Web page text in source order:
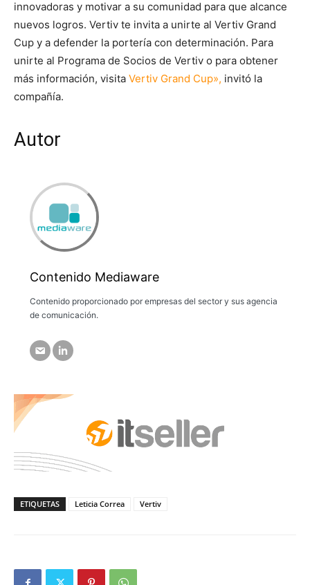
innovadoras y motivar a su comunidad para que alcance
nuevos logros. Vertiv te invita a unirte al Vertiv Grand
Cup y a defender la portería con determinación. Para
unirte al Programa de Socios de Vertiv o para obtener
más información, visita Vertiv Grand Cup», invitó la
compañía.
Autor
Contenido Mediaware
Contenido proporcionado por empresas del sector y sus agencia
de comunicación.
ETIQUETAS Leticia Correa Vertiv